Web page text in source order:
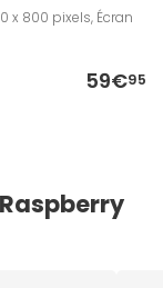
x 800 pixels, Écran
59€95